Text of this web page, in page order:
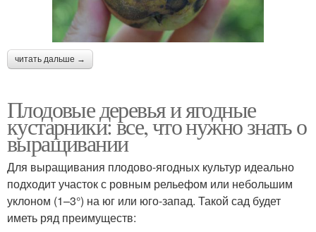
читать дальше →
Плодовые деревья и ягодные
кустарники: все, что нужно знать о
выращивании
Для выращивания плодово-ягодных культур идеально
подходит участок с ровным рельефом или небольшим
уклоном (1–3°) на юг или юго-запад. Такой сад будет
иметь ряд преимуществ: